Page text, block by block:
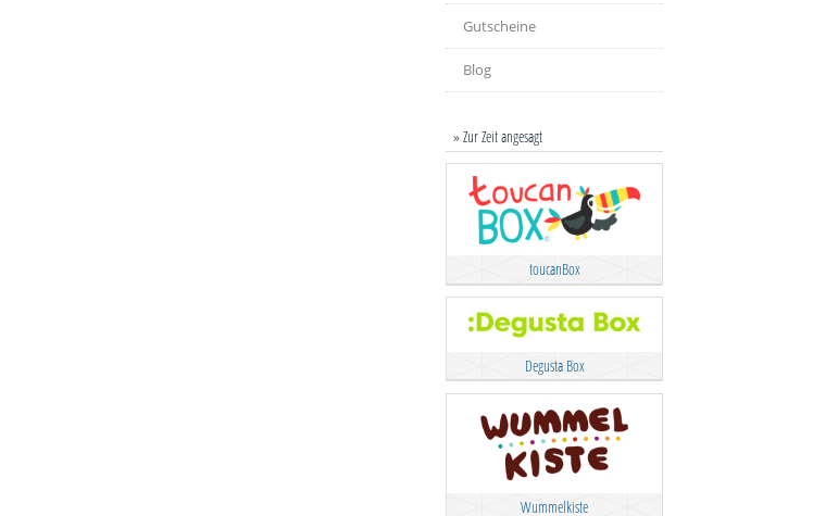
Gutscheine
Blog
» Zur Zeit angesagt
toucanBox
Degusta Box
Wummelkiste